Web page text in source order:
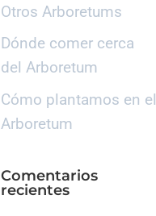
Otros Arboretums
Dónde comer cerca
del Arboretum
Cómo plantamos en el
Arboretum
Comentarios
recientes